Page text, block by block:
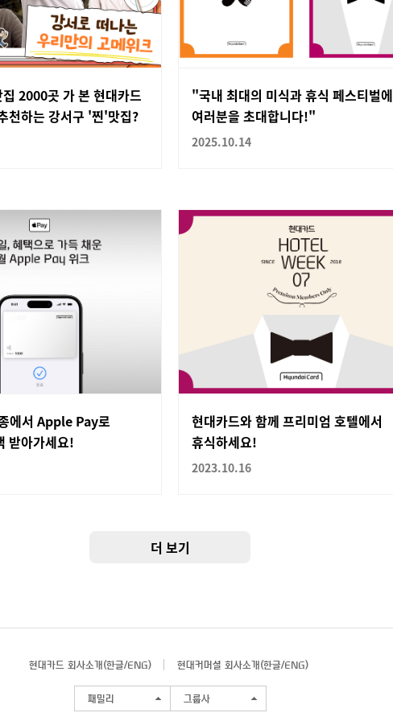
2000곳 가 본 현대카드
천하는 강서구 '찐'맛집?
"국내 최대의 미식과 휴식 페스티벌에
여러분을 초대합니다!"
2025.10.14
에서 Apple Pay로
받아가세요!
현대카드와 함께 프리미엄 호텔에서
휴식하세요!
2023.10.16
더 보기
현대카드 회사소개(한글/ENG) 현대커머셜 회사소개(한글/ENG)
패밀리 그룹사